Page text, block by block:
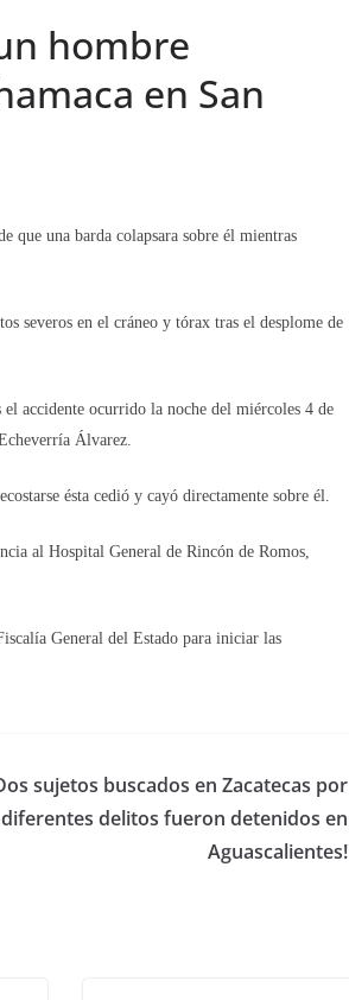
hombre
en San
una barda colapsara sobre él mientras
severos en el cráneo y tórax tras el desplome de
accidente ocurrido la noche del miércoles 4 de
Álvarez.
ésta cedió y cayó directamente sobre él.
al Hospital General de Rincón de Romos,
General del Estado para iniciar las
sujetos buscados en Zacatecas por
diferentes delitos fueron detenidos en
Aguascalientes!